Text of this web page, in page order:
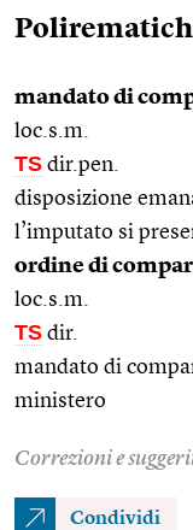
mandato di
loc.s.m.
TS dir.pen.
disposizione
l’imputato si
ordine di
loc.s.m.
TS dir.
mandato di
ministero
Correzioni e
Condividi